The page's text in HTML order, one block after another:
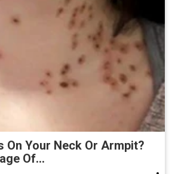
On Your Neck Or Armpit?
Of...